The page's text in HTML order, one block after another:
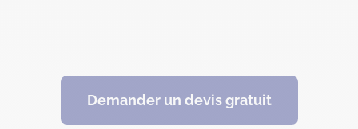
Demander un devis gratuit